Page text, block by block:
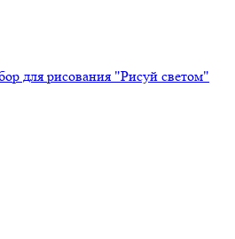
для рисования "Рисуй светом"